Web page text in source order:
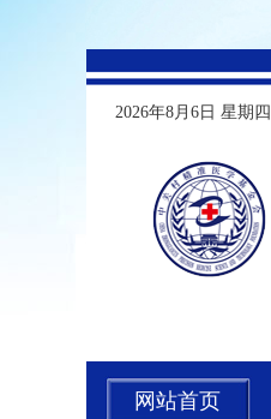
2026年8月6日 星期四
网站首页